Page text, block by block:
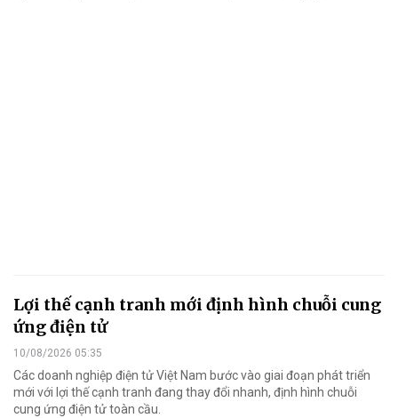
Lợi thế cạnh tranh mới định hình chuỗi cung
ứng điện tử
10/08/2026 05:35
Các doanh nghiệp điện tử Việt Nam bước vào giai đoạn phát triển
mới với lợi thế cạnh tranh đang thay đổi nhanh, định hình chuỗi
cung ứng điện tử toàn cầu.